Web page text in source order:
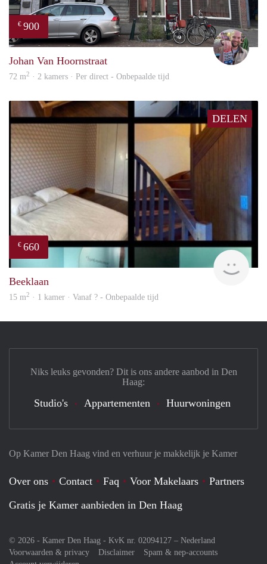
€ 900
Johan Van Hoornstraat
72 m2 · 2 kamers · Per direct - Onbepaalde tijd
DELEN
€ 660
Beeklaan
15 m2 · 1 kamer · Vanaf ? - Onbepaalde tijd
Op Kamer Den Haag vind en verhuur je makkelijk je Kamer
Over ons Contact Faq Voor Makelaars
Partners
Gratis je Kamer aanbieden in Den Haag
© 2026 - Kamer Den Haag - KvK nr. 02094127 – Nederland
Voorwaarden & privacy
Disclaimer
Spam & nep-accounts
Niks leuks gevonden? Dit is ons andere aanbod in Den
Haag:
Studio's Appartementen Huurwoningen